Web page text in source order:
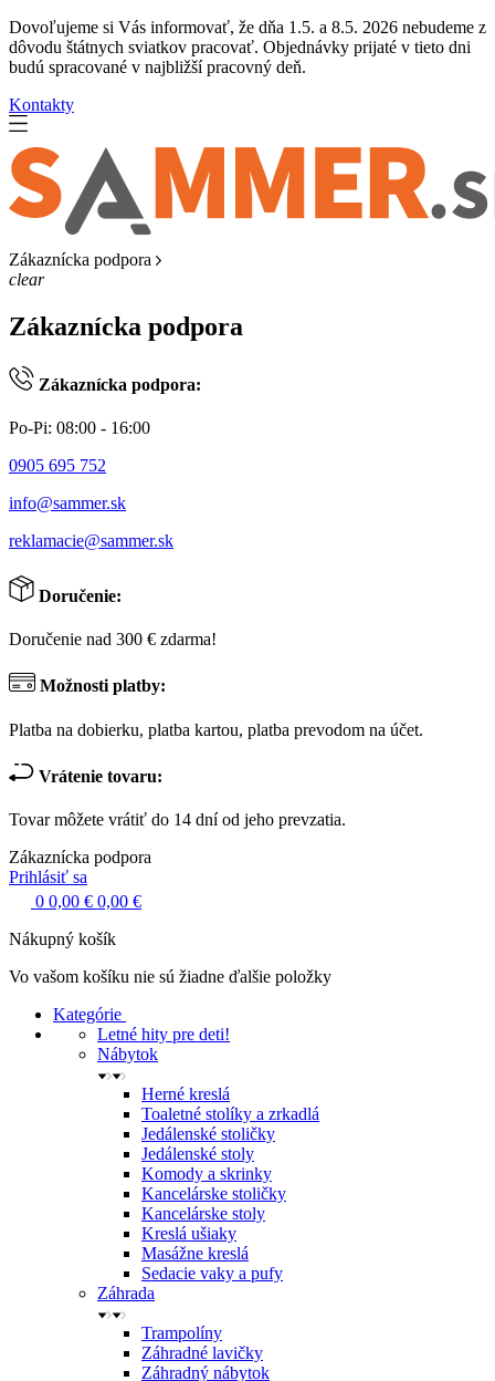
Dovoľujeme si Vás informovať, že dňa 1.5. a 8.5. 2026 nebudeme z
dôvodu štátnych sviatkov pracovať. Objednávky prijaté v tieto dni
budú spracované v najbližší pracovný deň.
Kontakty
Zákaznícka podpora
clear
Zákaznícka podpora
Zákaznícka podpora:
Po-Pi: 08:00 - 16:00
0905 695 752
info@sammer.sk
reklamacie@sammer.sk
Doručenie:
Doručenie nad 300 € zdarma!
Možnosti platby:
Platba na dobierku, platba kartou, platba prevodom na účet.
Vrátenie tovaru:
Tovar môžete vrátiť do 14 dní od jeho prevzatia.
Zákaznícka podpora
Prihlásiť sa
0 0,00 € 0,00 €
Nákupný košík
Vo vašom košíku nie sú žiadne ďalšie položky
Kategórie
Letné hity pre deti!
Nábytok
Herné kreslá
Toaletné stolíky a zrkadlá
Jedálenské stoličky
Jedálenské stoly
Komody a skrinky
Kancelárske stoličky
Kancelárske stoly
Kreslá ušiaky
Masážne kreslá
Sedacie vaky a pufy
Záhrada
Trampolíny
Záhradné lavičky
Záhradný nábytok